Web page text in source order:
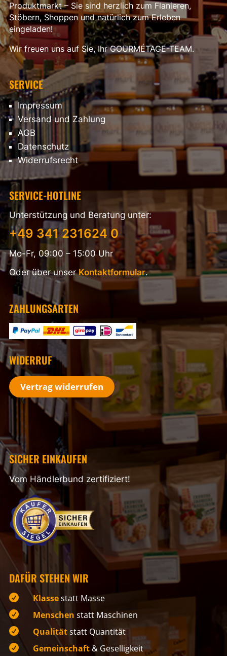
Produktmarkt – Sie sind herzlich zum Flanieren,
Stöbern, Shoppen und natürlich zum Erleben
eingeladen!
Wir freuen uns auf Sie, Ihr GOURMÉTAGE-TEAM.
SERVICE
Impressum
Versand und Zahlung
AGB
Datenschutz
Widerrufsrecht
SERVICE-HOTLINE
Unterstützung und Beratung unter:
+49 341 231624 0
Mo-Fr, 09:00 – 15:00 Uhr
Oder über unserKontaktformular.
ZAHLUNGSARTEN
WIDERRUF
Vertrag widerrufen
SICHER EINKAUFEN
Vom Händlerbund zertifiziert!
DAFÜR STEHEN WIR
 Klassestatt Masse
 Menschen statt Maschinen
 Qualitätstatt Quantität
 Gemeinschaft & Geselligkeit